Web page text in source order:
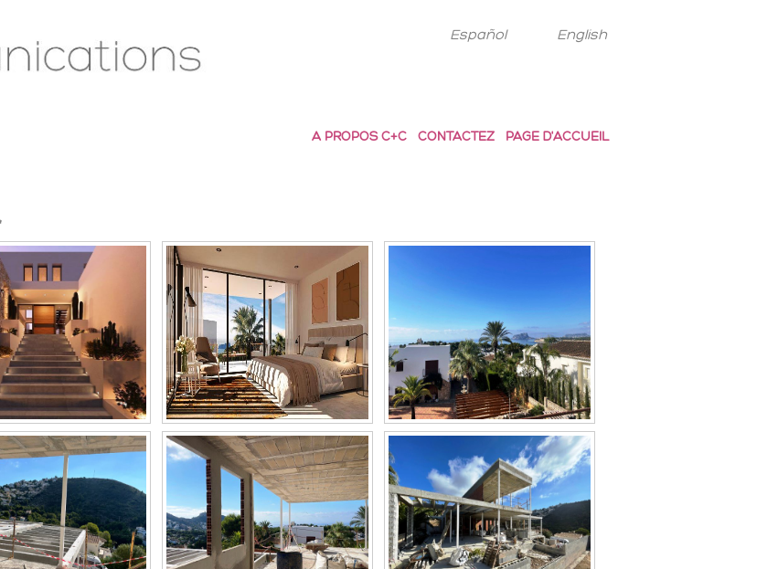
Español English
PAGE D'ACCUEIL
CONTACTEZ
A PROPOS C+C